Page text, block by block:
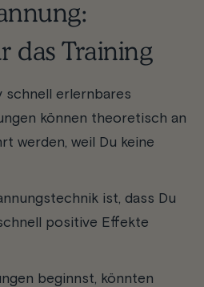
das Training
schnell erlernbares
können theoretisch an
werden, weil Du keine
ist, dass Du
positive Effekte
beginnst, könnten